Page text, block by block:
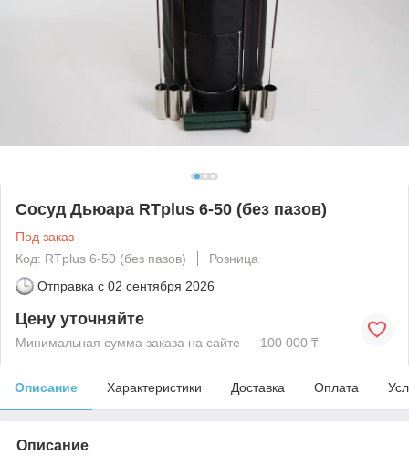
Сосуд Дьюара RTplus 6-50 (без пазов)
Под заказ
Код: RTplus 6-50 (без пазов)
Розница
Отправка с 02 сентября 2026
Цену уточняйте
Минимальная сумма заказа на сайте — 100 000 ₸
Описание Характеристики Доставка Оплата
Описание